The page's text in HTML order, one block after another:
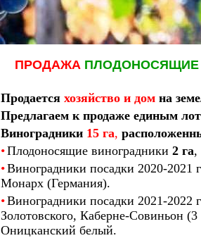
ПРОДАЖА ПЛОДОНОСЯЩИЕ
Продается хозяйство и дом на
Предлагаем к продаже единым
Виноградники 15 га,
•Плодоносящие виноградники 2 га,
•Виноградники посадки 2020-2021
Монарх (Германия).
•Виноградники посадки 2021-2022
Золотовского, Каберне-Совиньон
Оницканский белый.